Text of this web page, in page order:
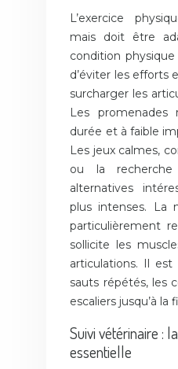
L’exercice
mais doit être
condition
d’éviter les efforts
surcharger les
Les promenades
durée et à faible
Les jeux calmes,
ou la
alternatives
plus intenses. La
particulièrement
sollicite les
articulations. Il est
sauts répétés, les
escaliers jusqu’à la
Suivi vétérinaire :
essentielle